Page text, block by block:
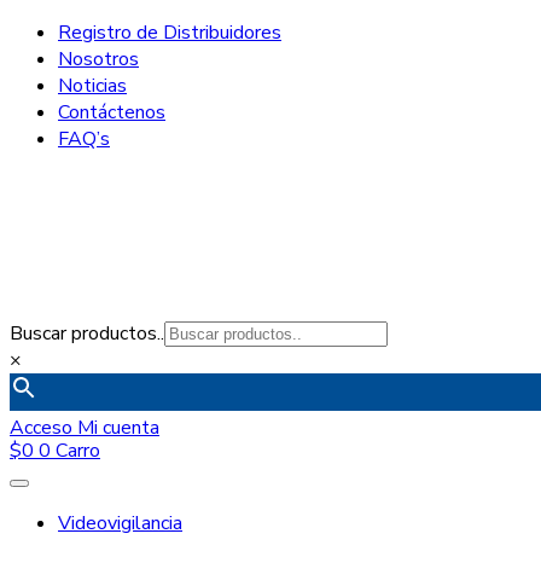
Registro de Distribuidores
Nosotros
Noticias
Contáctenos
FAQ’s
Buscar productos..
×
Acceso Mi cuenta
$0 0 Carro
Videovigilancia